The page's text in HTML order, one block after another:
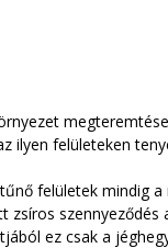
ilyen felületeken
felületek mindig
ez csak a